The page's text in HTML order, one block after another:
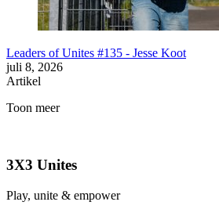
Leaders of Unites #135 - Jesse Koot
juli 8, 2026
Artikel
Toon meer
3X3 Unites
Play, unite & empower